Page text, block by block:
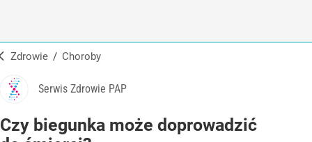
Zdrowie / Choroby
Serwis Zdrowie PAP
Czy biegunka może doprowadzić